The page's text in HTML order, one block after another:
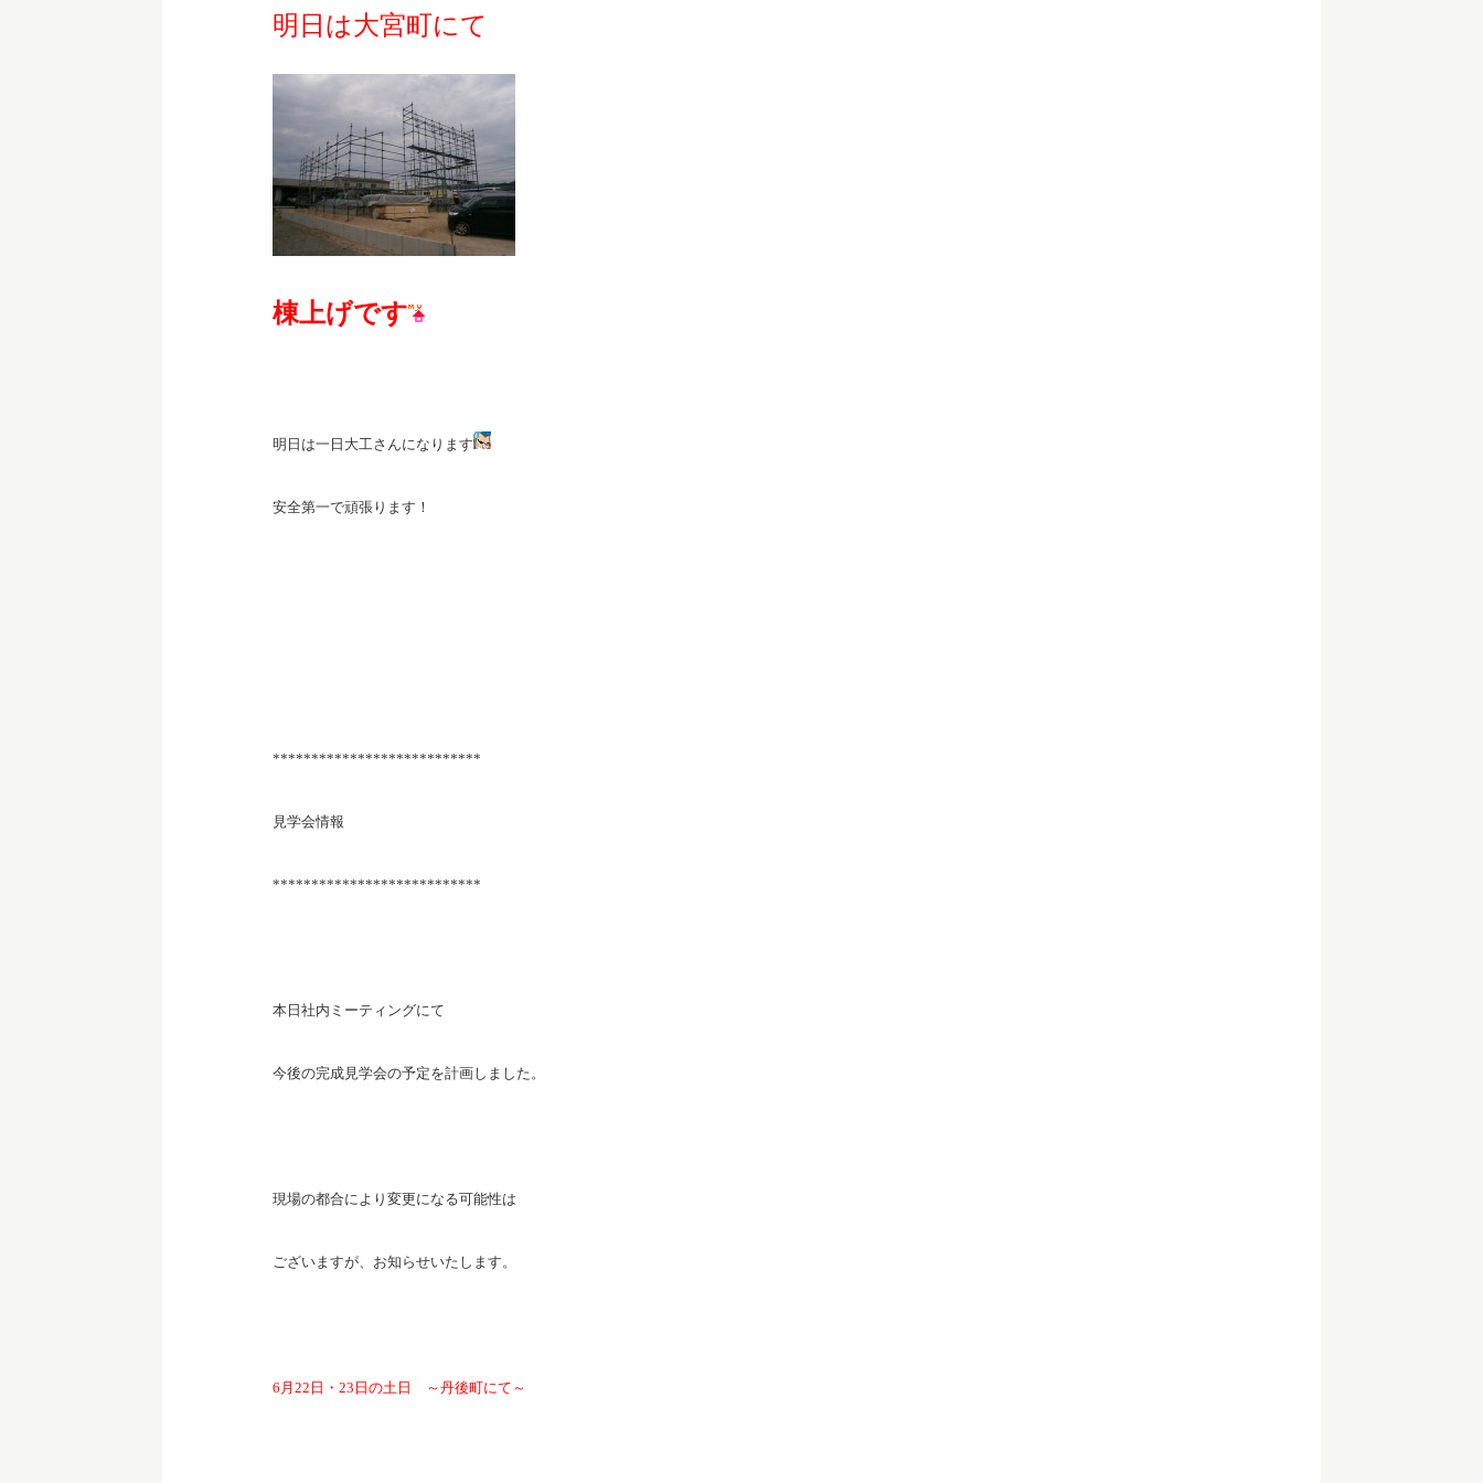
明日は大宮町にて
棟上げです
明日は一日大工さんになります
安全第一で頑張ります！
***************************
見学会情報
***************************
本日社内ミーティングにて
今後の完成見学会の予定を計画しました。
現場の都合により変更になる可能性は
ございますが、お知らせいたします。
6月22日・23日の土日 ～丹後町にて～